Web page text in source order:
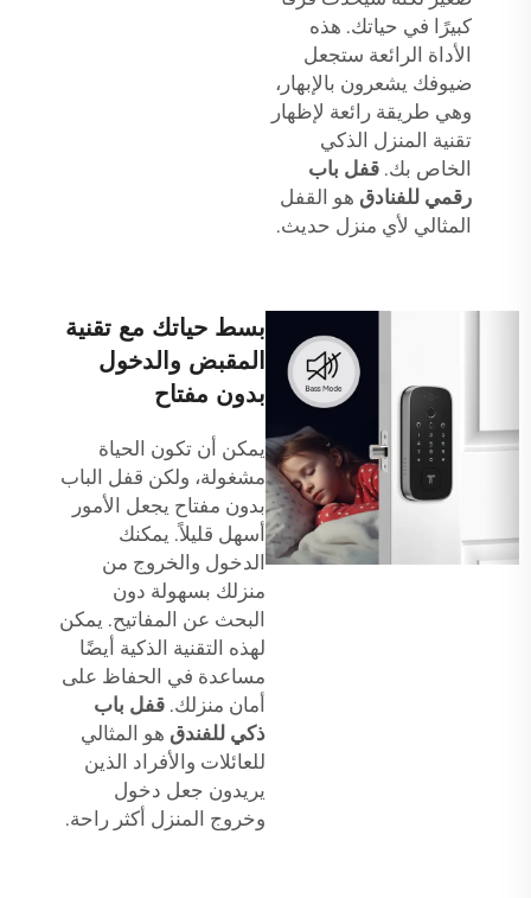
كبيرًا في حياتك. هذه
الأداة الرائعة ستجعل
ضيوفك يشعرون بالإبهار،
وهي طريقة رائعة لإظهار
تقنية المنزل الذكي
الخاص بك. قفل باب
رقمي للفنادق هو القفل
المثالي لأي منزل حديث.
بسط حياتك مع تقنية
المقبض والدخول
بدون مفتاح
يمكن أن تكون الحياة
مشغولة، ولكن قفل الباب
بدون مفتاح يجعل الأمور
أسهل قليلاً. يمكنك
الدخول والخروج من
منزلك بسهولة دون
البحث عن المفاتيح. يمكن
لهذه التقنية الذكية أيضًا
مساعدة في الحفاظ على
أمان منزلك. قفل باب
ذكي للفندق هو المثالي
للعائلات والأفراد الذين
يريدون جعل دخول
وخروج المنزل أكثر راحة.